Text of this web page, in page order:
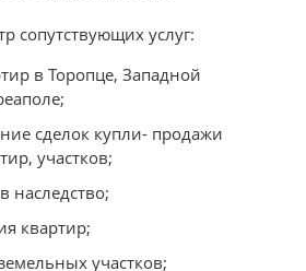
сопутствующих услуг:
в Торопце, Западной
сделок купли- продажи
участков;
наследство;
квартир;
участков;